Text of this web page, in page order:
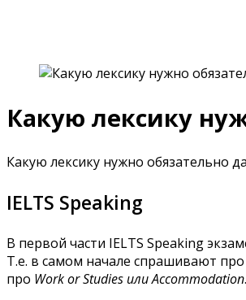
Какую лексику
Какую лексику нужно обязательно
IELTS Speaking
В первой части IELTS Speaking
Т.е. в самом начале спрашивают
про Work or Studies или Accommodation.